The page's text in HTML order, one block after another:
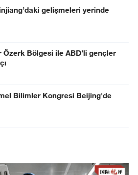
gelişmeleri yerinde
Özerk Bölgesi ile ABD’li gençler
Bilimler Kongresi Beijing'de